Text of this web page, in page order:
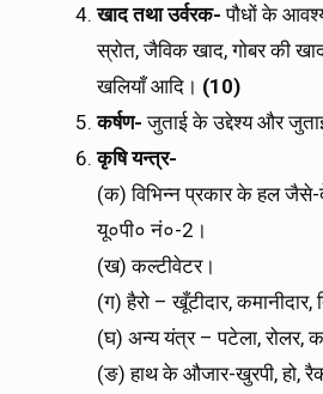
खाद तथा उर्वरक- पौधों के
स्रोत, जैविक खाद, गोबर की
खलियाँ आदि। (10)
कर्षण- जुताई के उद्देश्य और
कृषि यन्त्र-
(क) विभिन्न प्रकार के हल जैसे-
यू०पी० नं०-2।
(ख) कल्टीवेटर।
(ग) हैरो – खूँटीदार, कमानीदार,
(घ) अन्य यंत्र – पटेला, रोलर,
(ङ) हाथ के औजार-खुरपी, हो,